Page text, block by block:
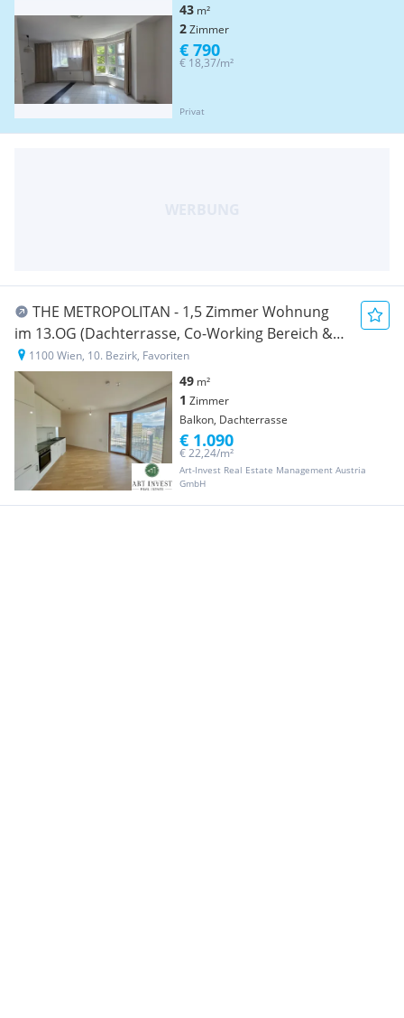
43 m²
2Zimmer
Privat
€ 18,37/m²
€ 790
THE METROPOLITAN - 1,5 Zimmer Wohnung
im 13.OG (Dachterrasse, Co-Working Bereich &
Gym inklusive)
1100 Wien, 10. Bezirk, Favoriten
49 m²
1 Zimmer
Balkon, Dachterrasse
Art-Invest Real Estate Management Austria
GmbH
€ 22,24/m²
€ 1.090